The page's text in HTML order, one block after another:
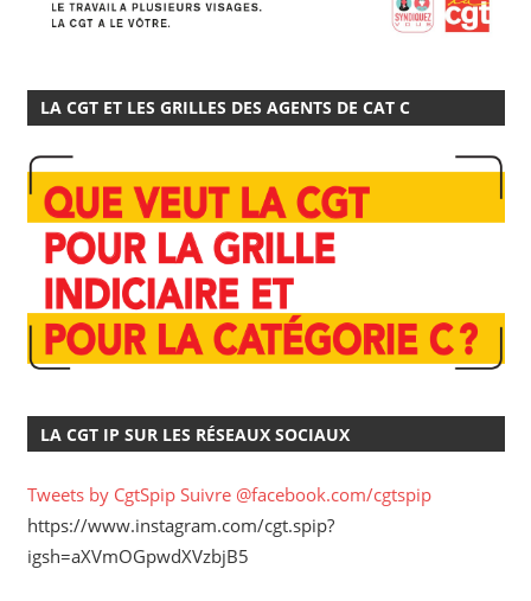
LA CGT ET LES GRILLES DES AGENTS DE CAT C
LA CGT IP SUR LES RÉSEAUX SOCIAUX
Tweets by CgtSpip Suivre @facebook.com/cgtspip
https://www.instagram.com/cgt.spip?
igsh=aXVmOGpwdXVzbjB5